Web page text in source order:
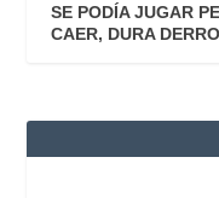
SE PODÍA JUGAR
CAER, DURA